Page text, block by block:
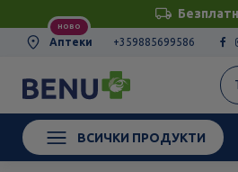
НОВО
Аптеки +359885699586
ВСИЧКИ ПРОДУКТИ